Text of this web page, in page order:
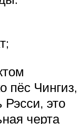
пёс Чингиз,
это
черта